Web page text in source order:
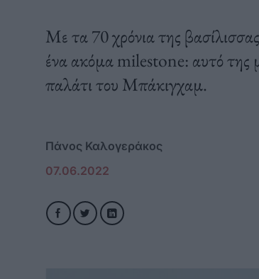
Με τα 70 χρόνια της
ένα ακόμα milestone: αυτό της
παλάτι του Μπάκιγχαμ.
Πάνος Καλογεράκος
07.06.2022